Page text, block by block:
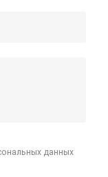
данных